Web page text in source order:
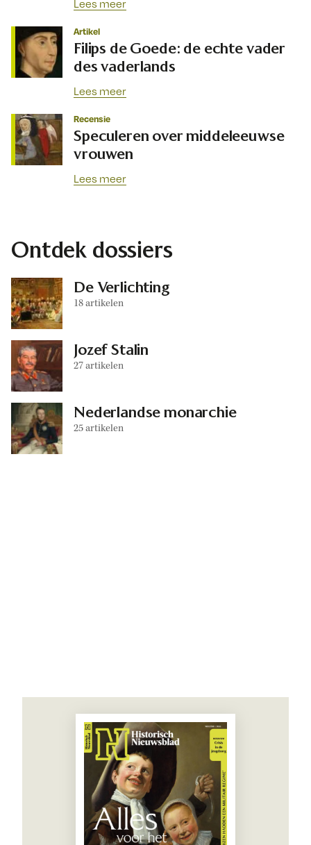
Lees meer
Artikel
Filips de Goede: de echte vader
des vaderlands
Lees meer
Recensie
Speculeren over middeleeuwse
vrouwen
Lees meer
Ontdek dossiers
De Verlichting
18 artikelen
Jozef Stalin
27 artikelen
Nederlandse monarchie
25 artikelen